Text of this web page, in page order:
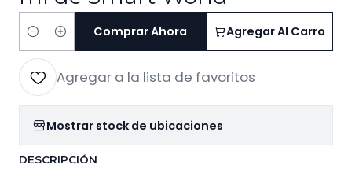
Cantidad
Agregar Al Carro
Comprar Ahora
Agregar a la lista de favoritos
Mostrar stock de ubicaciones
DESCRIPCIÓN